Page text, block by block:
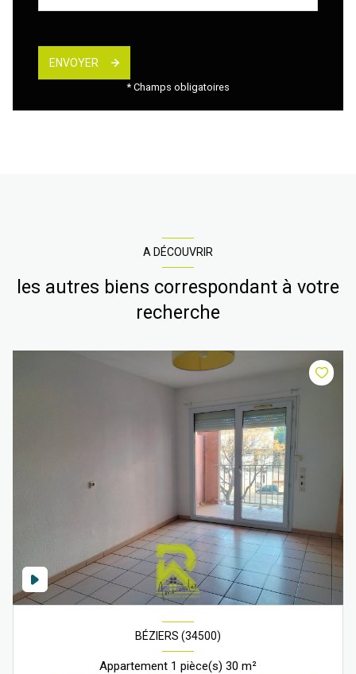
ENVOYER
* Champs obligatoires
A DÉCOUVRIR
les autres biens correspondant à votre
recherche
BÉZIERS (34500)
Appartement 1 pièce(s) 30 m²